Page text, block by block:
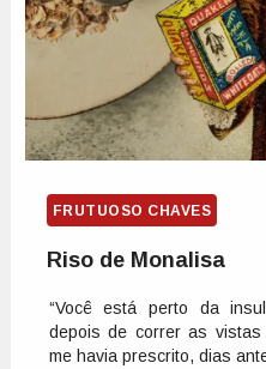
FRUTUOSO CHAVES
Riso de Monalisa
“Você está perto da
depois de correr as
me havia prescrito, dias